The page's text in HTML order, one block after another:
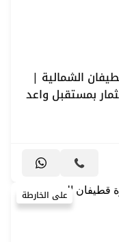
الشمالية |
بمستقبل واعد
على الخارطة